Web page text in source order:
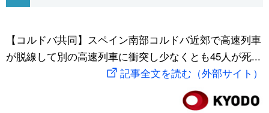
文化
動画/Live
スポーツ・東京2020
【コルドバ共同】スペイン南部コルドバ近郊で高速列車
が脱線して別の高速列車に衝突し少なくとも45人が死...
記事全文を読む（外部サイト）